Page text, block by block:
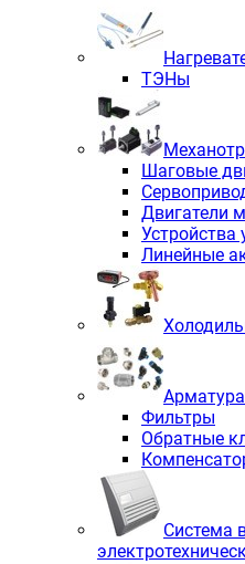
ТЭНы
Шаговые
Двигатели
Устройства
Линейные
Фильтры
Обратные
Система